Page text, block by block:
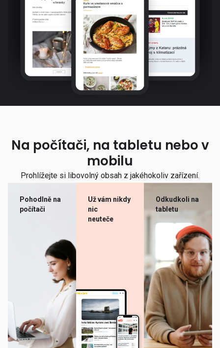
Na počítači, na tabletu nebo v
mobilu
Prohlížejte si libovolný obsah z jakéhokoliv zařízení.
Pohodlně na
počítači
Už vám nikdy
nic
neuteče
Odkudkoli na
tabletu